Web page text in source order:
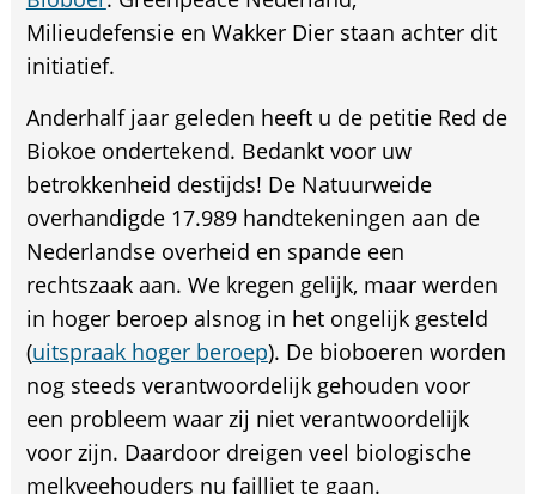
Milieudefensie en Wakker Dier staan achter dit
initiatief.
Anderhalf jaar geleden heeft u de petitie Red de
Biokoe ondertekend. Bedankt voor uw
betrokkenheid destijds! De Natuurweide
overhandigde 17.989 handtekeningen aan de
Nederlandse overheid en spande een
rechtszaak aan. We kregen gelijk, maar werden
in hoger beroep alsnog in het ongelijk gesteld
(uitspraak hoger beroep). De bioboeren worden
nog steeds verantwoordelijk gehouden voor
een probleem waar zij niet verantwoordelijk
voor zijn. Daardoor dreigen veel biologische
melkveehouders nu failliet te gaan.